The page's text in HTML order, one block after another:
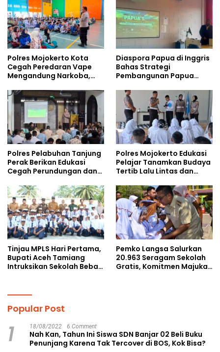
Polres Mojokerto Kota
Cegah Peredaran Vape
Mengandung Narkoba,
Kalangan Remaja
Diaspora Papua di Inggris
Bahas Strategi
Pembangunan Papua
Doktoral Internasional
Polres Pelabuhan Tanjung
Perak Berikan Edukasi
Cegah Perundungan dan
kepada Pelajar MPLS
Polres Mojokerto Edukasi
Pelajar Tanamkan Budaya
Tertib Lalu Lintas dan
Tinjau MPLS Hari Pertama,
Bupati Aceh Tamiang
Intruksikan Sekolah Bebas
Pemko Langsa Salurkan
20.963 Seragam Sekolah
Gratis, Komitmen Majukan
Popular Post
1 18/08/2022 6 Comment
Nah Kan, Tahun Ini Siswa SDN Banjar 02 Beli Buku
Penunjang Karena Tak Tercover di BOS, Kok Bisa?